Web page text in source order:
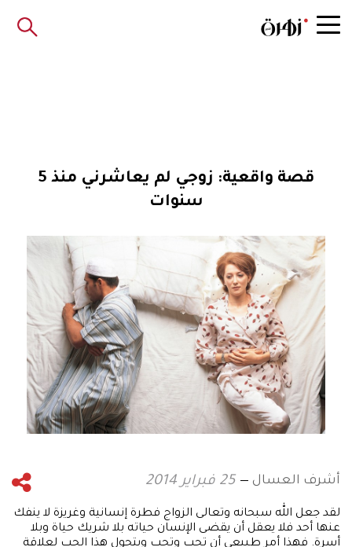
قصة واقعية: زوجي لم يعاشرني منذ 5
سنوات
أشرف العسال 25 فبراير 2014
لقد جعل الله سبحانه وتعالى الزواج فطرة إنسانية وغريزة لا ينفك
عنها أحد فلا يعقل أن يقضى الإنسان حياته بلا شريك حياة وبلا
أسرة. فهذا أمر طبيعي أن تحب وتحب ويتحول هذا الحب لعلاقة